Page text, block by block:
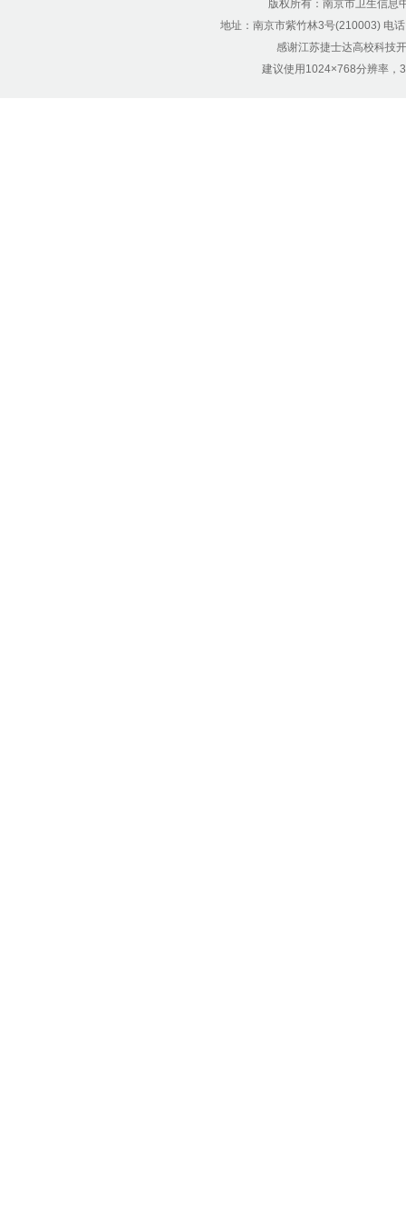
版权所有：南京市卫生信
地址：南京市紫竹林3号(210003) 电
感谢江苏捷士达高校科技
建议使用1024×768分辨率，